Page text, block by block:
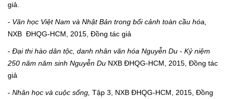
giả.
- Văn học Việt Nam và Nhật Bản trong bối cảnh toàn cầu hóa,
NXB ĐHQG-HCM, 2015, Đồng tác giả
- Đại thi hào dân tộc, danh nhân văn hóa Nguyễn Du - Kỷ niệm
250 năm năm sinh Nguyễn Du NXB ĐHQG-HCM, 2015, Đồng tác
giả
- Nhân học và cuộc sống, Tập 3, NXB ĐHQG-HCM, 2015, Đồng